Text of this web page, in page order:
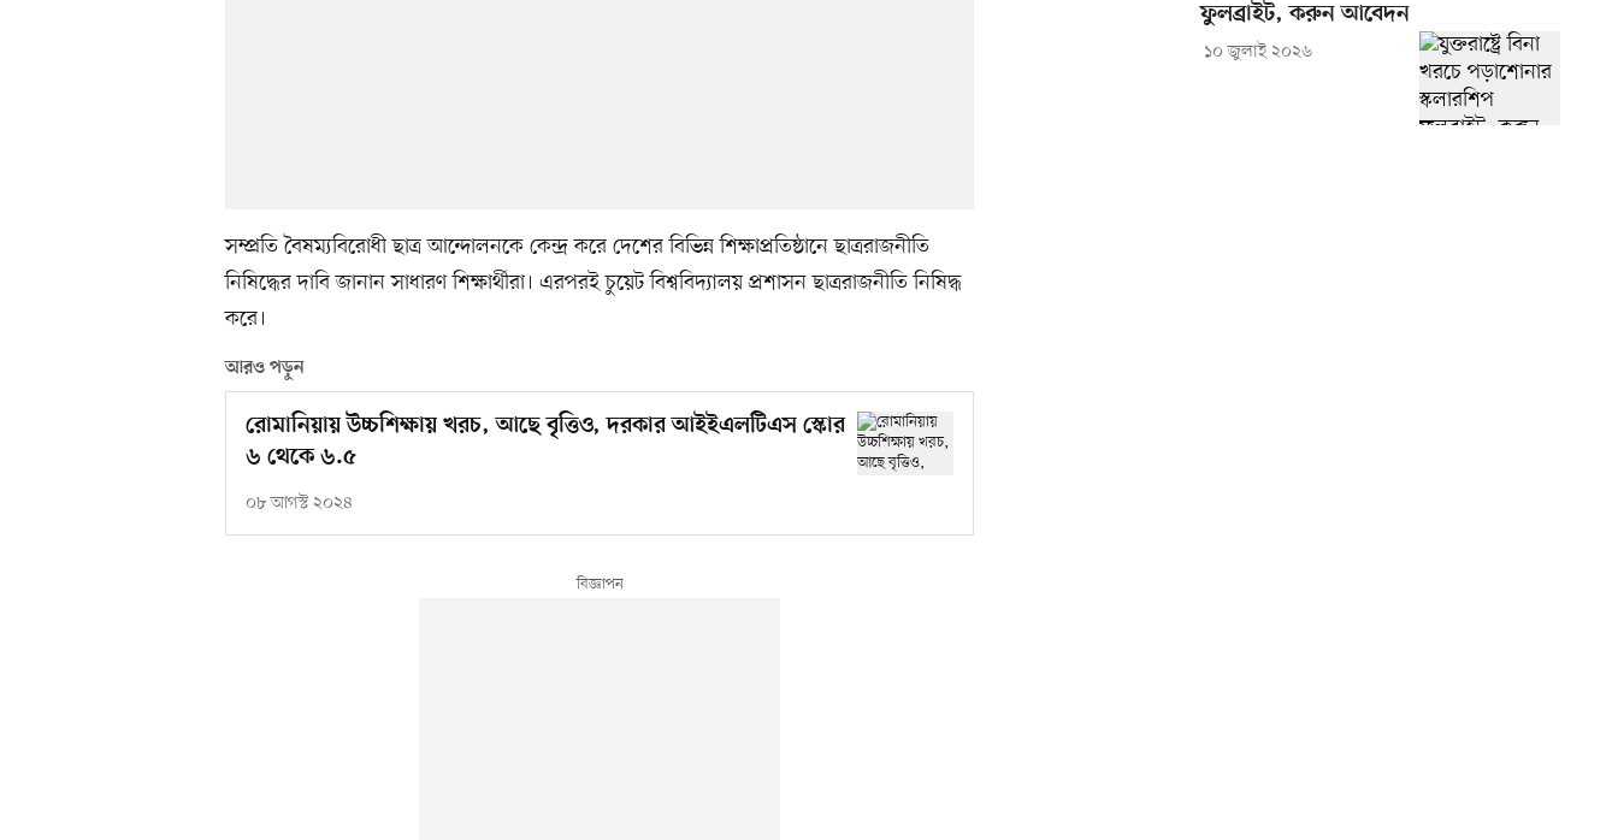
সম্প্রতি বৈষম্যবিরোধী ছাত্র আন্দোলনকে কেন্দ্র করে দেশের বিভিন্ন শিক্ষাপ্রতিষ্ঠানে ছাত্ররাজনীতি
নিষিদ্ধের দাবি জানান সাধারণ শিক্ষার্থীরা। এরপরই চুয়েট বিশ্ববিদ্যালয় প্রশাসন ছাত্ররাজনীতি নিষিদ্ধ
করে।
আরও পড়ুন
রোমানিয়ায় উচ্চশিক্ষায় খরচ, আছে বৃত্তিও, দরকার আইইএলটিএস স্কোর
৬ থেকে ৬.৫
০৮ আগস্ট ২০২৪
ফুলব্রাইট, করুন আবেদন
১০ জুলাই ২০২৬